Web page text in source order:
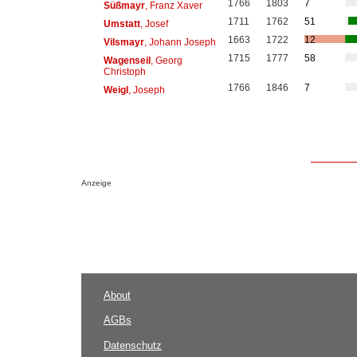
Süßmayr, Franz Xaver 1766 1803
7
Umstatt, Josef 1711 1762
51
Vilsmayr, Johann Joseph 1663 1722
12
Wagenseil, Georg
Christoph
1715 1777 58
Weigl, Joseph 1766 1846 7
Anzeige
About
AGBs
Datenschutz